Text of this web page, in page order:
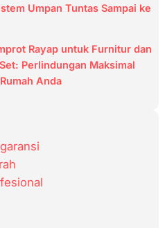
Umpan Tuntas Sampai ke
Rayap untuk Furnitur dan
Perlindungan Maksimal
Anda